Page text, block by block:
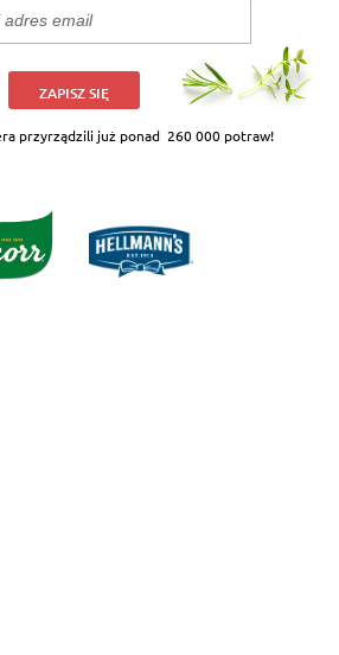
ZAPISZ SIĘ
przyrządzili już ponad 260 000 potraw!